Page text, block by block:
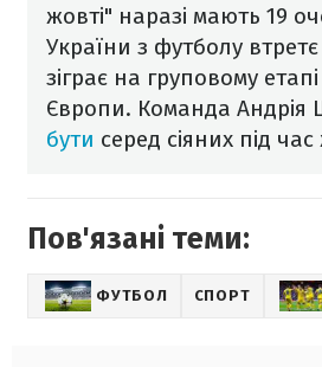
жовті" наразі мають 19
України з футболу втретє
зіграє на груповому
Європи. Команда Андрія
бути серед сіяних під
Пов'язані теми:
ФУТБОЛ СПОРТ